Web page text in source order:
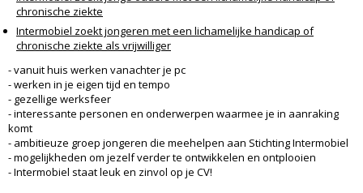
chronische ziekte
Intermobiel zoekt jongeren met een lichamelijke handicap of
chronische ziekte als vrijwilliger
- vanuit huis werken vanachter je pc
- werken in je eigen tijd en tempo
- gezellige werksfeer
- interessante personen en onderwerpen waarmee je in aanraking
komt
- ambitieuze groep jongeren die meehelpen aan Stichting Intermobiel
- mogelijkheden om jezelf verder te ontwikkelen en ontplooien
- Intermobiel staat leuk en zinvol op je CV!